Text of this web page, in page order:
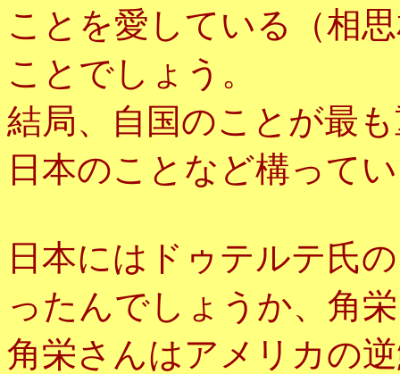
ことを愛している（相
ことでしょう。
結局、自国のことが最
日本のことなど構って
日本にはドゥテルテ氏
ったんでしょうか、角
角栄さんはアメリカの